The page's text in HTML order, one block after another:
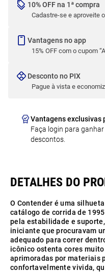
10% OFF na 1ª compra
Cadastre-se e aproveite
Vantagens no app
15% OFF com o cupom
Desconto no PIX
Pague à vista e
Vantagens exclusivas
Faça login para
descontos.
O Contender é uma
catálogo de corrida de
pela estabilidade e
iniciante que procuravam
adequado para correr
icônico ostenta cores
aprimoradas por materiais
confortavelmente vivida,